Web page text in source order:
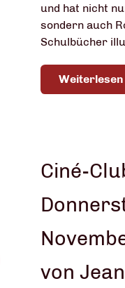
und hat nicht
sondern auch
Schulbücher
Ciné-
von